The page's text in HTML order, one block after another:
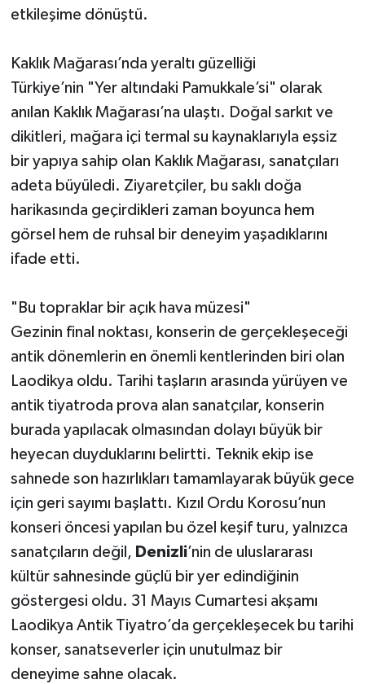
etkileşime dönüştü.
Kaklık Mağarası’nda yeraltı güzelliği
Türkiye’nin "Yer altındaki Pamukkale’si" olarak
anılan Kaklık Mağarası’na ulaştı. Doğal sarkıt ve
dikitleri, mağara içi termal su kaynaklarıyla eşsiz
bir yapıya sahip olan Kaklık Mağarası, sanatçıları
adeta büyüledi. Ziyaretçiler, bu saklı doğa
harikasında geçirdikleri zaman boyunca hem
görsel hem de ruhsal bir deneyim yaşadıklarını
ifade etti.
"Bu topraklar bir açık hava müzesi"
Gezinin final noktası, konserin de gerçekleşeceği
antik dönemlerin en önemli kentlerinden biri olan
Laodikya oldu. Tarihi taşların arasında yürüyen ve
antik tiyatroda prova alan sanatçılar, konserin
burada yapılacak olmasından dolayı büyük bir
heyecan duyduklarını belirtti. Teknik ekip ise
sahnede son hazırlıkları tamamlayarak büyük gece
için geri sayımı başlattı. Kızıl Ordu Korosu’nun
konseri öncesi yapılan bu özel keşif turu, yalnızca
sanatçıların değil, Denizli’nin de uluslararası
kültür sahnesinde güçlü bir yer edindiğinin
göstergesi oldu. 31 Mayıs Cumartesi akşamı
Laodikya Antik Tiyatro’da gerçekleşecek bu tarihi
konser, sanatseverler için unutulmaz bir
deneyime sahne olacak.